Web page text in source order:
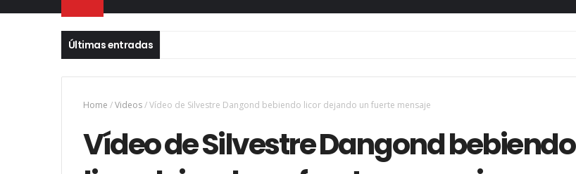
Últimas entradas
Home /Videos/Vídeo de Silvestre Dangond bebiendo licor dejando un fuerte mensaje
Vídeo de Silvestre Dangond bebiendo